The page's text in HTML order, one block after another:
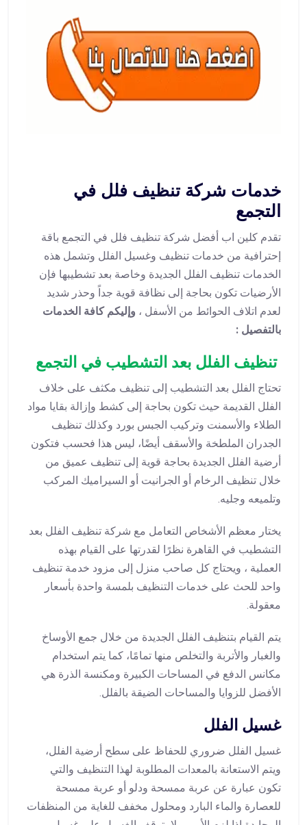
خدمات شركة تنظيف فلل في
التجمع
تقدم كلين اب أفضل شركة تنظيف فلل في التجمع باقة
إحترافية من خدمات تنظيف وغسيل الفلل وتشمل هذه
الخدمات تنظيف الفلل الجديدة وخاصة بعد تشطيبها فإن
الأرضيات تكون بحاجة إلى نظافة قوية جداً وحذر شديد
لعدم اتلاف الحوائط من الأسفل ، وإليكم كافة الخدمات
بالتفصيل :
تنظيف الفلل بعد التشطيب في التجمع
تحتاج الفلل بعد التشطيب إلى تنظيف مكثف على خلاف
الفلل القديمة حيث تكون بحاجة إلى كشط وإزالة بقايا مواد
الطلاء والأسمنت وتركيب الجبس بورد وكذلك تنظيف
الجدران الملطخة والأسقف أيضًا، ليس هذا فحسب فتكون
أرضية الفلل الجديدة بحاجة قوية إلى تنظيف عميق من
خلال تنظيف الرخام أو الجرانيت أو السيراميك المركب
وتلميعه وجليه.
يختار معظم الأشخاص التعامل مع شركة تنظيف الفلل بعد
التشطيب في القاهرة نظرًا لقدرتها على القيام بهذه
العملية ، ويحتاج كل صاحب منزل إلى مزود خدمة تنظيف
واحد للحث على خدمات التنظيف بلمسة واحدة بأسعار
معقولة.
يتم القيام بتنظيف الفلل الجديدة من خلال جمع الأوساخ
والغبار والأتربة والتخلص منها تمامًا، كما يتم استخدام
مكانس الدفع في المساحات الكبيرة ومكنسة الذرة هي
الأفضل للزوايا والمساحات الضيقة بالفلل.
غسيل الفلل
غسيل الفلل ضروري للحفاظ على سطح أرضية الفلل،
ويتم الاستعانة بالمعدات المطلوبة لهذا التنظيف والتي
تكون عبارة عن عربة ممسحة ودلو أو عربة ممسحة
للعصارة والماء البارد ومحلول مخفف للغاية من المنظفات